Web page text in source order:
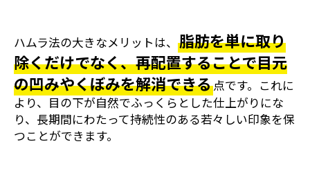
ハムラ法の大きなメリットは、 脂肪を単に取り
除くだけでなく、再配置することで目元
の凹みやくぼみを解消できる点です。これに
より、目の下が自然でふっくらとした仕上がりにな
り、長期間にわたって持続性のある若々しい印象を保
つことができます。